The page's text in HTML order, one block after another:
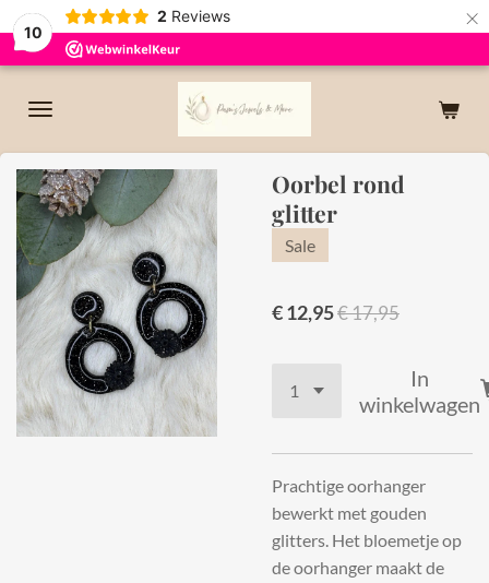
10
2 Reviews ×
Oorbel rond
glitter
Sale
€ 12,95€ 17,95
In
winkelwagen
Prachtige oorhanger
bewerkt met gouden
glitters. Het bloemetje op
de oorhanger maakt de